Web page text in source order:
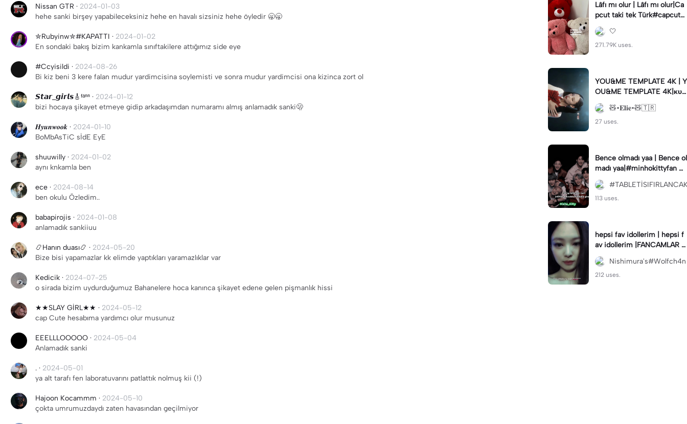
Nissan GTR · 2024-01-03
hehe sanki birşey yapabileceksiniz hehe en havalı sizsiniz hehe öyledir 🥱🥱
✮Rubyinw✮#KAPATTI · 2024-01-02
En sondaki bakış bizim kankamla sınıftakilere attığımız side eye
#Ccyisildi · 2024-08-26
Bi kiz beni 3 kere falan mudur yardimcisina soylemisti ve sonra mudur yardimcisi ona kizinca zort ol
𝙎𝙩𝙖𝙧_𝙜𝙞𝙧𝙡𝙨🎸ᶠᵃⁿⁿ · 2024-01-12
bizi hocaya şikayet etmeye gidip arkadaşımdan numaramı almış anlamadık sanki🫢
𝑯𝒚𝒖𝒏𝒘𝒐𝒐𝒌 · 2024-01-10
BoMbAsTiC sİdE EyE
shuuwilly · 2024-01-02
aynı knkamla ben
ece · 2024-08-14
ben okulu Özledim..
babapirojis · 2024-01-08
anlamadık sankiiuu
📿Hanın duası📿 · 2024-05-20
Bize bisi yapamazlar kk elimde yaptıkları yaramazlıklar var
Kedicik · 2024-07-25
o sirada bizim uydurduğumuz Bahanelere hoca kanınca şikayet edene gelen pişmanlık hissi
★★SLAY GİRL★★ · 2024-05-12
cap Cute hesabıma yardımcı olur musunuz
EEELLLOOOOO · 2024-05-04
Anlamadık sanki
. · 2024-05-01
ya alt tarafı fen laboratuvarını patlattık nolmuş kii (!)
Hajoon Kocammm · 2024-05-10
çokta umrumuzdaydı zaten havasından geçilmiyor
Lâfı mı olur | Lâfı mı olur|Ca
pcut taki tek Türk#capcut#
şablon#keşfet#fyp
🤍
271.79K uses.
YOU&ME TEMPLATE 4K | Y
OU&ME TEMPLATE 4K|ᴋᴜʟ
ʟᴀɴᴀʙɪʟᴇᴄᴇɢ̆ɪɴɪᴢ ʜᴀʟɪ ʜᴇsᴀ
ᴘᴛᴀ ᴠᴀʀ♥︎ | #template
🧸•𝐄𝐥𝐢𝐞•🧸🇹🇷
27 uses.
Bence olmadı yaa | Bence ol
madı yaa|#minhokittyfan
traykids #capcut #K-pop #
capcutedit
113 uses.
hepsi fav idollerim | hepsi f
av idollerim |FANCAMLAR Ö
YLESINE
Nishimura's#Wolfch4n
212 uses.